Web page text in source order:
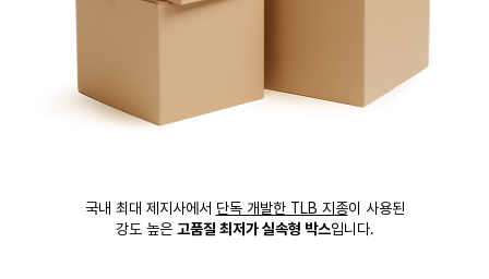
국내 최대 제지사에서 단독 개발한 TLB 지종이 사용된
강도 높은 고품질 최저가 실속형 박스입니다.